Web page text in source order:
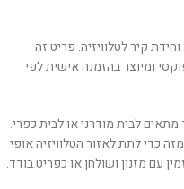
קיר לטלוויזיה. פריט זה
ומיוצר בהזמנה אישית לפי
לבית מודרני או לבית כפרי.
כדי לתת לאזור הטלוויזיה אופי
עם מזנון ושולחן או כפריט בודד.